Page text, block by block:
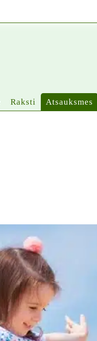
Raksti Atsauksmes